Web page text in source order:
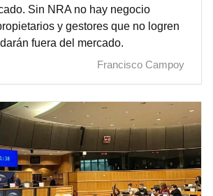
Sin NRA no hay negocio
y gestores que no logren
fuera del mercado.
Francisco Campoy